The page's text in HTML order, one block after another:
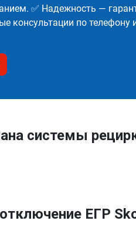
✅ Надежность —
консультации по
системы
ЕГР